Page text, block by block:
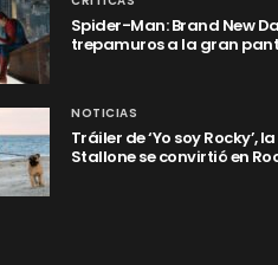
Spider-Man: Brand New
trepamuros a la gran
NOTICIAS
Tráiler de ‘Yo soy
Stallone se convirtió en